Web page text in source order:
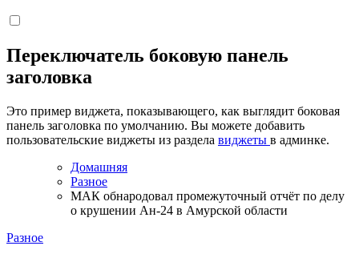
Переключатель боковую панель
заголовка
Это пример виджета, показывающего, как выглядит боковая
панель заголовка по умолчанию. Вы можете добавить
пользовательские виджеты из раздела виджеты в админке.
Домашняя
Разное
МАК обнародовал промежуточный отчёт по делу
о крушении Ан-24 в Амурской области
Разное